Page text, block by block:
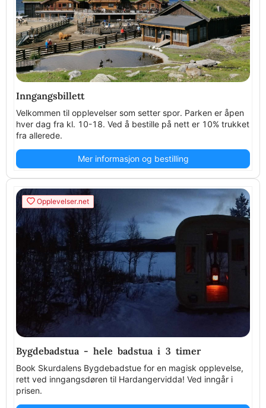
Inngangsbillett
Velkommen til opplevelser som setter spor. Parken er åpen
hver dag fra kl. 10-18. Ved å bestille på nett er 10% trukket
fra allerede.
Mer informasjon og bestilling
Opplevelser.net
Bygdebadstua - hele badstua i 3 timer
Book Skurdalens Bygdebadstue for en magisk opplevelse,
rett ved inngangsdøren til Hardangervidda! Ved inngår i
prisen.